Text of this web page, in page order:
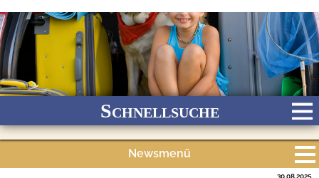
Schnellsuche
Newsmenü
30.08.2025